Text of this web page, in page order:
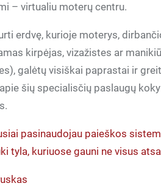
– virtualiu moterų centru.
erdvę, kurioje moterys,
kirpėjas, vizažistes ar
galėtų visiškai paprastai ir
šių specialisčių paslaugų
pasinaudojau paieškos
tyla, kuriuose gauni ne visus